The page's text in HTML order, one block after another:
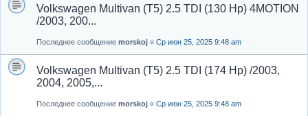
Volkswagen Multivan (T5) 2.5 TDI (130 Hp) 4MOTION
/2003, 200...
Последнее сообщение morskoj « Ср июн 25, 2025 9:48 am
Volkswagen Multivan (T5) 2.5 TDI (174 Hp) /2003,
2004, 2005,...
Последнее сообщение morskoj « Ср июн 25, 2025 9:48 am